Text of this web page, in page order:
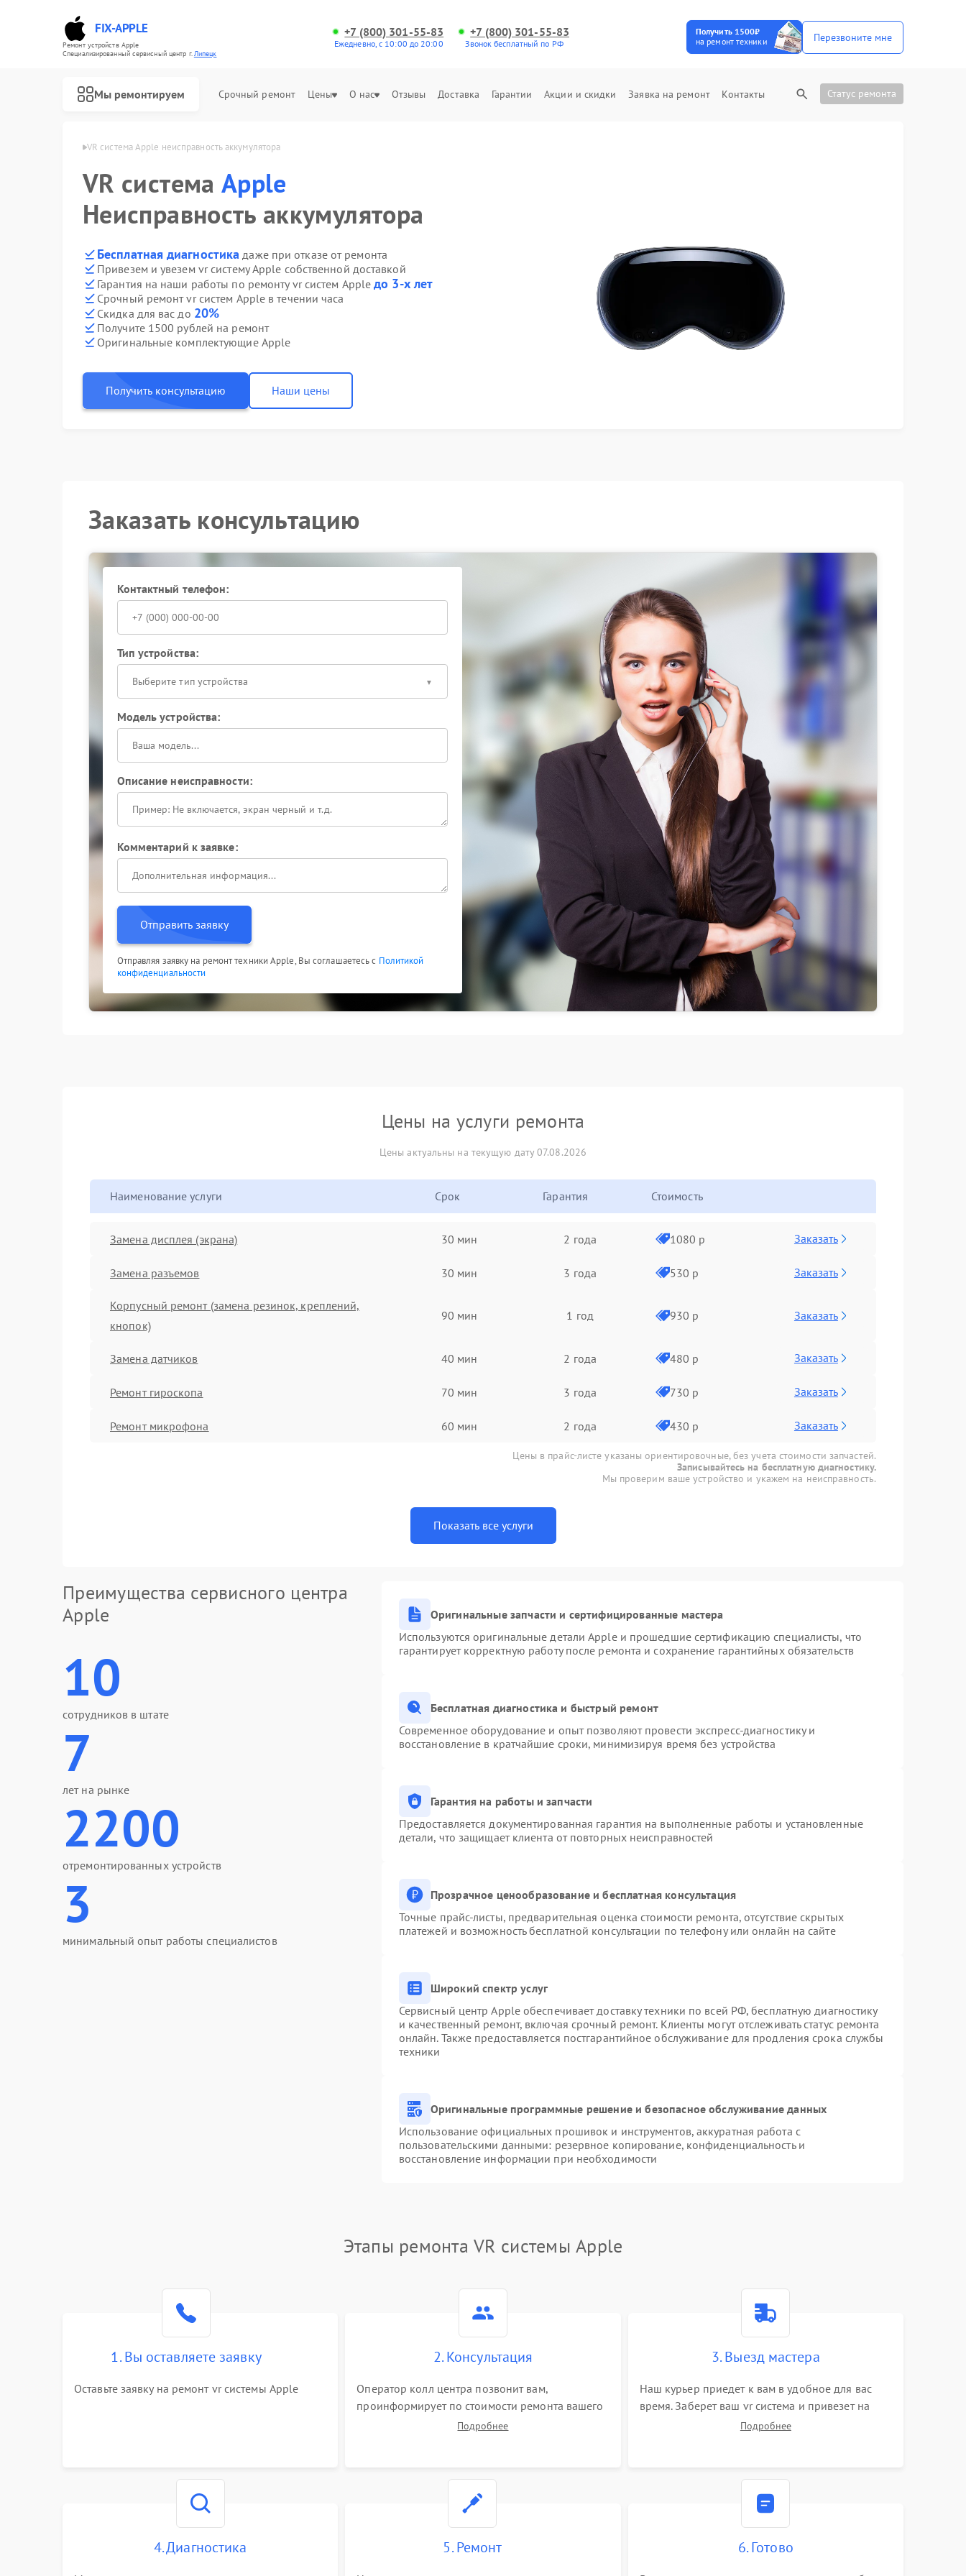
FIX-APPLE
Ремонт устройств Apple
Специализированный cервисный центр г.Липецк
+7 (800) 301-55-83
Ежедневно, с 10:00 до 20:00
+7 (800) 301-55-83
Звонок бесплатный по РФ
Получить 1500₽
на ремонт техники
Перезвоните мне
Мы ремонтируем Срочный ремонт Цены О нас Отзывы Доставка Гарантии Акции и скидки Заявка на ремонт Контакты Статус ремонта
VR система Apple неисправность аккумулятора
VR система Apple
Неисправность аккумулятора
Бесплатная диагностика даже при отказе от ремонта
Привезем и увезем vr систему Apple собственной доставкой
Гарантия на наши работы по ремонту vr систем Appleдо 3-х лет
Срочный ремонт vr систем Apple в течении часа
Скидка для вас до 20%
Получите 1500 рублей на ремонт
Оригинальные комплектующие Apple
Получить консультацию Наши цены
Заказать консультацию
Контактный телефон:
Тип устройства:
Выберите тип устройства
Модель устройства:
Описание неисправности:
Комментарий к заявке:
Отправить заявку
Отправляя заявку на ремонт техники Apple, Вы соглашаетесь с Политикой
конфиденциальности
Цены на услуги ремонта
Цены актуальны на текущую дату 07.08.2026
Наименование услуги Срок Гарантия Стоимость
Замена дисплея (экрана) 30 мин 2 года 1080 р Заказать
Замена разъемов 30 мин 3 года 530 р Заказать
Корпусный ремонт (замена резинок, креплений,
кнопок)
90 мин 1 год 930 р Заказать
Замена датчиков 40 мин 2 года 480 р Заказать
Ремонт гироскопа 70 мин 3 года 730 р Заказать
Ремонт микрофона 60 мин 2 года 430 р Заказать
Цены в прайс-листе указаны ориентировочные, без учета стоимости запчастей.
Записывайтесь на бесплатную диагностику.
Мы проверим ваше устройство и укажем на неисправность.
Показать все услуги
Преимущества сервисного центра
Apple
10
сотрудников в штате
7
лет на рынке
2200
отремонтированных устройств
3
минимальный опыт работы специалистов
Оригинальные запчасти и сертифицированные мастера
Используются оригинальные детали Apple и прошедшие сертификацию специалисты, что
гарантирует корректную работу после ремонта и сохранение гарантийных обязательств
Бесплатная диагностика и быстрый ремонт
Современное оборудование и опыт позволяют провести экспресс-диагностику и
восстановление в кратчайшие сроки, минимизируя время без устройства
Гарантия на работы и запчасти
Предоставляется документированная гарантия на выполненные работы и установленные
детали, что защищает клиента от повторных неисправностей
Прозрачное ценообразование и бесплатная консультация
Точные прайс-листы, предварительная оценка стоимости ремонта, отсутствие скрытых
платежей и возможность бесплатной консультации по телефону или онлайн на сайте
Широкий спектр услуг
Сервисный центр Apple обеспечивает доставку техники по всей РФ, бесплатную диагностику
и качественный ремонт, включая срочный ремонт. Клиенты могут отслеживать статус ремонта
онлайн. Также предоставляется постгарантийное обслуживание для продления срока службы
техники
Оригинальные программные решение и безопасное обслуживание данных
Использование официальных прошивок и инструментов, аккуратная работа с
пользовательскими данными: резервное копирование, конфиденциальность и
восстановление информации при необходимости
Этапы ремонта VR системы Apple
1. Вы оставляете заявку
Оставьте заявку на ремонт vr системы Apple
2. Консультация
Оператор колл центра позвонит вам,
проинформирует по стоимости ремонта вашего
vr системы а также ответит на все ваши вопросы.
Подробнее
3. Выезд мастера
Наш курьер приедет к вам в удобное для вас
время. Заберет ваш vr система и привезет на
склад для диагностики.Подробнее
4. Диагностика 5. Ремонт 6. Готово